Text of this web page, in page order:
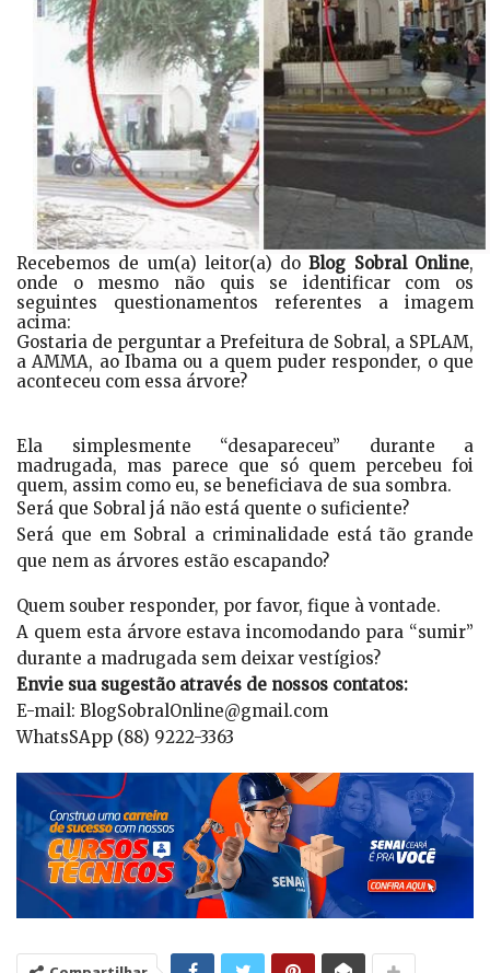
Recebemos de um(a) leitor(a) do Blog Sobral Online,
onde o mesmo não quis se identificar com os
seguintes questionamentos referentes a imagem
acima:
Gostaria de perguntar a Prefeitura de Sobral, a SPLAM,
a AMMA, ao Ibama ou a quem puder responder, o que
aconteceu com essa árvore?
Ela simplesmente “desapareceu” durante a
madrugada, mas parece que só quem percebeu foi
quem, assim como eu, se beneficiava de sua sombra.
Será que Sobral já não está quente o suficiente?
Será que em Sobral a criminalidade está tão grande
que nem as árvores estão escapando?
Quem souber responder, por favor, fique à vontade.
A quem esta árvore estava incomodando para “sumir”
durante a madrugada sem deixar vestígios?
Envie sua sugestão através de nossos contatos:
E-mail: BlogSobralOnline@gmail.com
WhatsSApp (88) 9222-3363